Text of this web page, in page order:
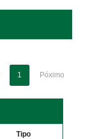
1 Póximo
Tipo